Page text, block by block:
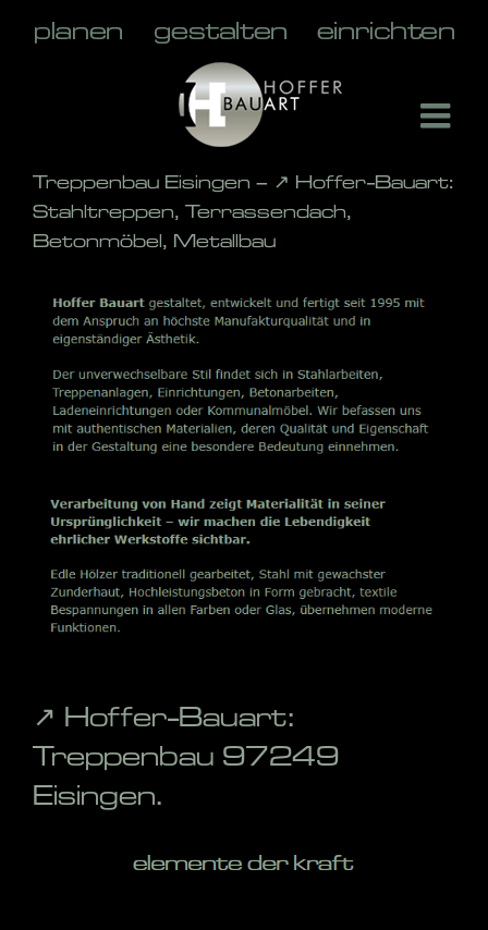
Treppenbau Eisingen – ↗️ Hoffer-Bauart:
Stahltreppen, Terrassendach,
Betonmöbel, Metallbau
↗️ Hoffer-Bauart:
Treppenbau 97249
Eisingen.